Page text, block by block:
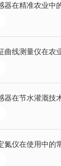
器在精准农业中
曲线测量仪在农
器在节水灌溉技
氮仪在使用中的